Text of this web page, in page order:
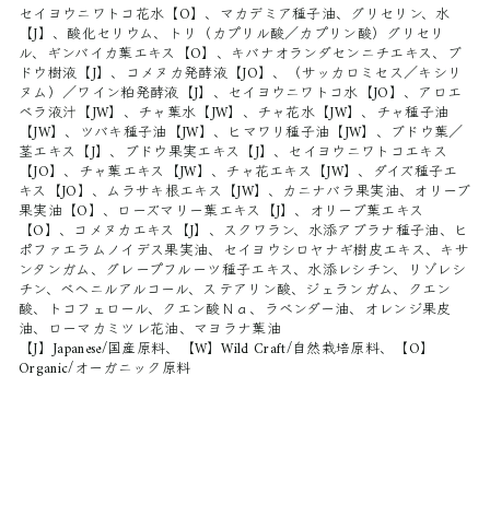
セイヨウニワトコ花水【O】、マカデミア種子油、グリセリン、水
【J】、酸化セリウム、トリ（カプリル酸／カプリン酸）グリセリ
ル、ギンバイカ葉エキス【O】、キバナオランダセンニチエキス、ブ
ドウ樹液【J】、コメヌカ発酵液【JO】、（サッカロミセス／キシリ
ヌム）／ワイン粕発酵液【J】、セイヨウニワトコ水【JO】、アロエ
ベラ液汁【JW】、チャ葉水【JW】、チャ花水【JW】、チャ種子油
【JW】、ツバキ種子油【JW】、ヒマワリ種子油【JW】、ブドウ葉／
茎エキス【J】、ブドウ果実エキス【J】、セイヨウニワトコエキス
【JO】、チャ葉エキス【JW】、チャ花エキス【JW】、ダイズ種子エ
キス【JO】、ムラサキ根エキス【JW】、カニナバラ果実油、オリーブ
果実油【O】、ローズマリー葉エキス【J】、オリーブ葉エキス
【O】、コメヌカエキス【J】、スクワラン、水添アブラナ種子油、ヒ
ポファエラムノイデス果実油、セイヨウシロヤナギ樹皮エキス、キサ
ンタンガム、グレープフルーツ種子エキス、水添レシチン、リゾレシ
チン、ベヘニルアルコール、ステアリン酸、ジェランガム、クエン
酸、トコフェロール、クエン酸Ｎａ、ラベンダー油、オレンジ果皮
油、ローマカミツレ花油、マヨラナ葉油
【J】Japanese/国産原料、【W】Wild Craft/自然栽培原料、【O】
Organic/オーガニック原料